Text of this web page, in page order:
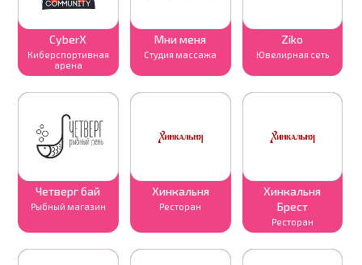
CyberX
Киберспортивная
арена
Мни меня
Студия массажа
Ziko
Ювелирная сеть
Четверг бай
Рыбный магазин
Хинкальня
Ресторан
Хинкальня
Брест
Ресторан